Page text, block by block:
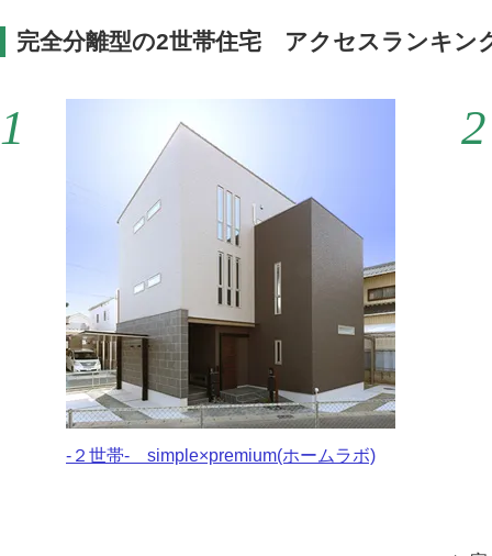
完全分離型の2世帯住宅 アクセスランキン
-２世帯- simple×premium(ホームラボ)